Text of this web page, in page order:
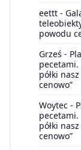
eettt -
powodu
Grześ -
pecetami.
półki
cenowo”
Woytec -
pecetami.
półki
cenowo”